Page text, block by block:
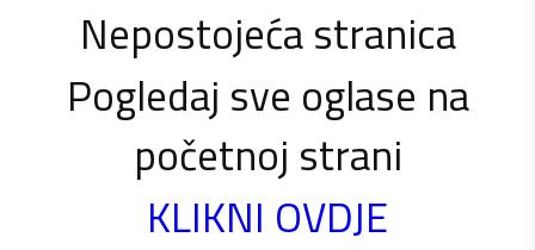
Nepostojeća stranica
Pogledaj sve oglase na
početnoj strani
KLIKNI OVDJE